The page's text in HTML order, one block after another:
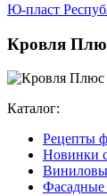
Ю-пласт
Кровля
Каталог:
Рецепты
Новинки
Фасадные